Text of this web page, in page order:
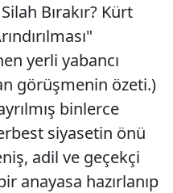
Bırakır? Kürt
yerli yabancı
görüşmenin özeti.)
binlerce
siyasetin önü
adil ve geçekçi
anayasa hazırlanıp